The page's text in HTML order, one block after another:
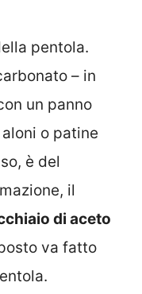
pentola.
– in
un panno
o patine
è del
il
di aceto
va fatto